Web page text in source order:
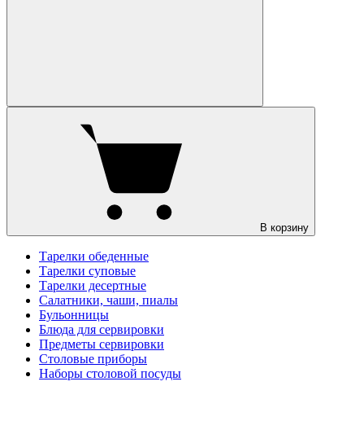
В корзину
Тарелки обеденные
Тарелки суповые
Тарелки десертные
Салатники, чаши, пиалы
Бульонницы
Блюда для сервировки
Предметы сервировки
Столовые приборы
Наборы столовой посуды